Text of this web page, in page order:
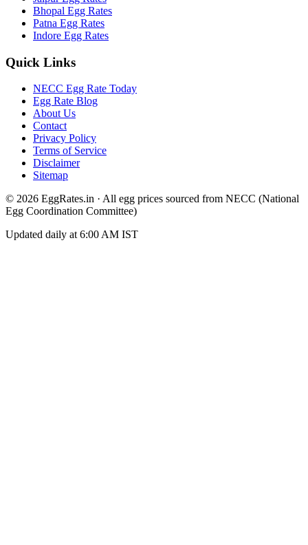
Bhopal Egg Rates
Patna Egg Rates
Indore Egg Rates
Quick Links
NECC Egg Rate Today
Egg Rate Blog
About Us
Contact
Privacy Policy
Terms of Service
Disclaimer
Sitemap
© 2026 EggRates.in · All egg prices sourced from NECC (National
Egg Coordination Committee)
Updated daily at 6:00 AM IST